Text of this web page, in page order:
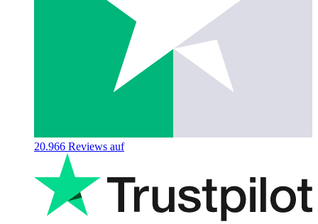
20.966 Reviews auf